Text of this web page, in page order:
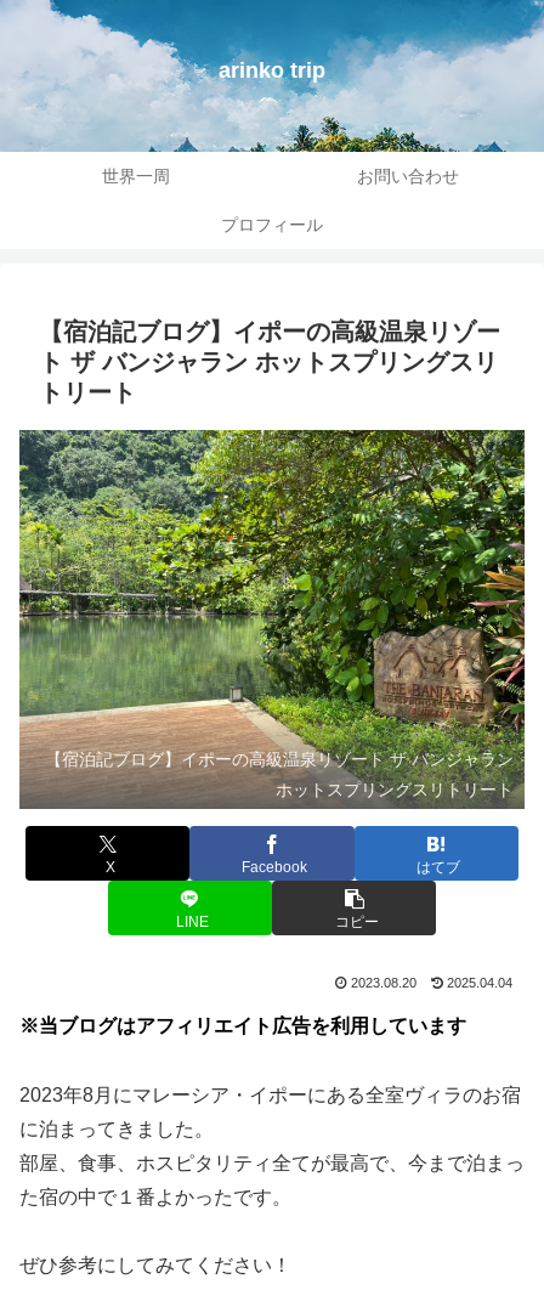
arinko trip
世界一周 お問い合わせ
プロフィール
【宿泊記ブログ】イポーの高級温泉リゾー
ト ザ バンジャラン ホットスプリングスリ
トリート
【宿泊記ブログ】イポーの高級温泉リゾート ザ バンジャラン
ホットスプリングスリトリート
X Facebook はてブ
LINE コピー
2023.08.20 2025.04.04
※当ブログはアフィリエイト広告を利用しています
2023年8月にマレーシア・イポーにある全室ヴィラのお宿
に泊まってきました。
部屋、食事、ホスピタリティ全てが最高で、今まで泊まっ
た宿の中で１番よかったです。
ぜひ参考にしてみてください！